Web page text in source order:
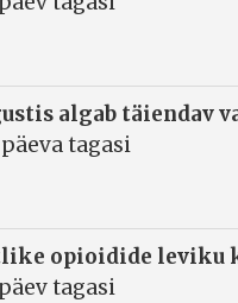
algab täiendav
tagasi
opioidide leviku
tagasi